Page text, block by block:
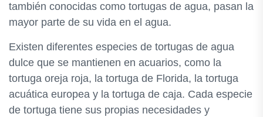
también conocidas como tortugas de agua, pasan la
mayor parte de su vida en el agua.
Existen diferentes especies de tortugas de agua
dulce que se mantienen en acuarios, como la
tortuga oreja roja, la tortuga de Florida, la tortuga
acuática europea y la tortuga de caja. Cada especie
de tortuga tiene sus propias necesidades y